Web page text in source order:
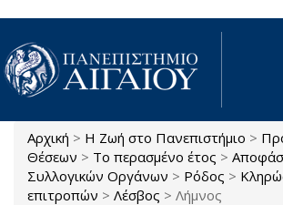
Παράκαμψη προς το κυρίως περιεχόμενο
Είστε εδώ
Αρχική > Η Ζωή στο Πανεπιστήμιο >
Θέσεων > Το περασμένο έτος >
Συλλογικών Οργάνων > Ρόδος >
επιτροπών > Λέσβος > Λήμνος